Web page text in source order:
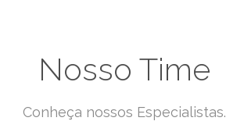
Nosso Time
Conheça nossos Especialistas.